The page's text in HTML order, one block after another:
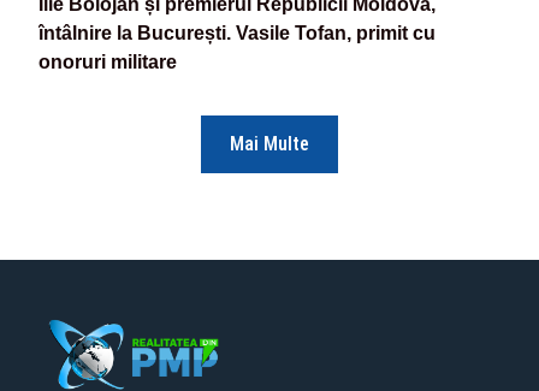
întâlnire la București. Vasile Tofan, primit cu
onoruri militare
Mai Multe